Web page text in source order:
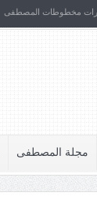
مخطوطات المصطفى
مجلة المصطفى